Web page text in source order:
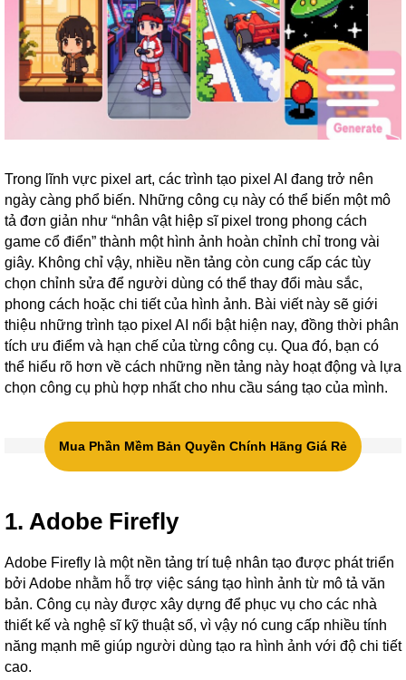
Trong lĩnh vực pixel art, các trình tạo pixel AI đang trở nên
ngày càng phổ biến. Những công cụ này có thể biến một mô
tả đơn giản như “nhân vật hiệp sĩ pixel trong phong cách
game cổ điển” thành một hình ảnh hoàn chỉnh chỉ trong vài
giây. Không chỉ vậy, nhiều nền tảng còn cung cấp các tùy
chọn chỉnh sửa để người dùng có thể thay đổi màu sắc,
phong cách hoặc chi tiết của hình ảnh. Bài viết này sẽ giới
thiệu những trình tạo pixel AI nổi bật hiện nay, đồng thời phân
tích ưu điểm và hạn chế của từng công cụ. Qua đó, bạn có
thể hiểu rõ hơn về cách những nền tảng này hoạt động và lựa
chọn công cụ phù hợp nhất cho nhu cầu sáng tạo của mình.
Mua Phần Mềm Bản Quyền Chính Hãng Giá Rẻ
1. Adobe Firefly
Adobe Firefly là một nền tảng trí tuệ nhân tạo được phát triển
bởi Adobe nhằm hỗ trợ việc sáng tạo hình ảnh từ mô tả văn
bản. Công cụ này được xây dựng để phục vụ cho các nhà
thiết kế và nghệ sĩ kỹ thuật số, vì vậy nó cung cấp nhiều tính
năng mạnh mẽ giúp người dùng tạo ra hình ảnh với độ chi tiết
cao.